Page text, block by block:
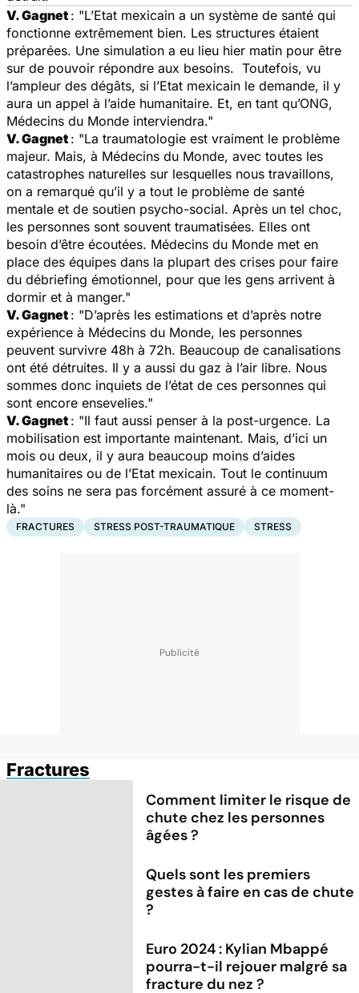
V. Gagnet : "L’Etat mexicain a un système de santé qui
fonctionne extrêmement bien. Les structures étaient
préparées. Une simulation a eu lieu hier matin pour être
sur de pouvoir répondre aux besoins. Toutefois, vu
l’ampleur des dégâts, si l’Etat mexicain le demande, il y
aura un appel à l’aide humanitaire. Et, en tant qu’ONG,
Médecins du Monde interviendra."
V. Gagnet : "La traumatologie est vraiment le problème
majeur. Mais, à Médecins du Monde, avec toutes les
catastrophes naturelles sur lesquelles nous travaillons,
on a remarqué qu’il y a tout le problème de santé
mentale et de soutien psycho-social. Après un tel choc,
les personnes sont souvent traumatisées. Elles ont
besoin d’être écoutées. Médecins du Monde met en
place des équipes dans la plupart des crises pour faire
du débriefing émotionnel, pour que les gens arrivent à
dormir et à manger."
V. Gagnet : "D’après les estimations et d’après notre
expérience à Médecins du Monde, les personnes
peuvent survivre 48h à 72h. Beaucoup de canalisations
ont été détruites. Il y a aussi du gaz à l’air libre. Nous
sommes donc inquiets de l’état de ces personnes qui
sont encore ensevelies."
V. Gagnet : "Il faut aussi penser à la post-urgence. La
mobilisation est importante maintenant. Mais, d’ici un
mois ou deux, il y aura beaucoup moins d’aides
humanitaires ou de l’Etat mexicain. Tout le continuum
des soins ne sera pas forcément assuré à ce moment-
là."
FRACTURES STRESS POST-TRAUMATIQUE STRESS
Fractures
Comment limiter le risque de
chute chez les personnes
âgées ?
Quels sont les premiers
gestes à faire en cas de chute
?
Euro 2024 : Kylian Mbappé
pourra-t-il rejouer malgré sa
fracture du nez ?